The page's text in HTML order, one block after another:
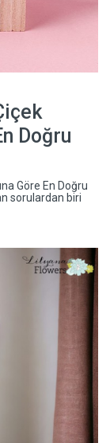
Doğru
Göre En Doğru
sorulardan biri